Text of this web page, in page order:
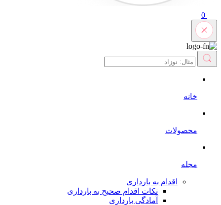
محصولات
مجله
اقدام به بارداری
نکات اقدام صحیح به بارداری
آمادگی بارداری